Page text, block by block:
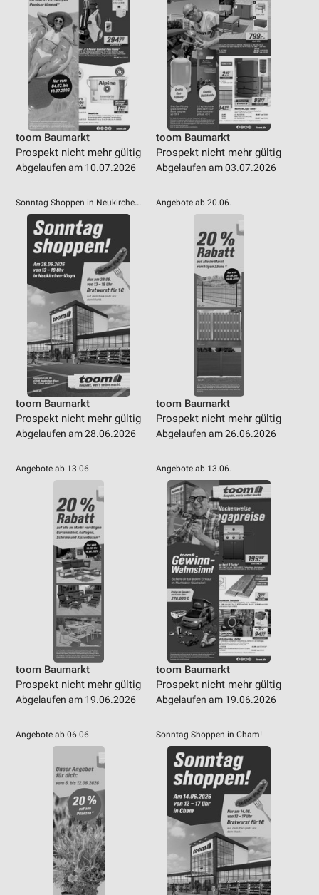
toom Baumarkt
Prospekt nicht mehr gültig
Abgelaufen am 10.07.2026
toom Baumarkt
Prospekt nicht mehr gültig
Abgelaufen am 03.07.2026
Sonntag Shoppen in Neukirchen-Vluyn!
toom Baumarkt
Prospekt nicht mehr gültig
Abgelaufen am 28.06.2026
Angebote ab 20.06.
toom Baumarkt
Prospekt nicht mehr gültig
Abgelaufen am 26.06.2026
Angebote ab 13.06.
toom Baumarkt
Prospekt nicht mehr gültig
Abgelaufen am 19.06.2026
Angebote ab 13.06.
toom Baumarkt
Prospekt nicht mehr gültig
Abgelaufen am 19.06.2026
Angebote ab 06.06. Sonntag Shoppen in Cham!
Werbung